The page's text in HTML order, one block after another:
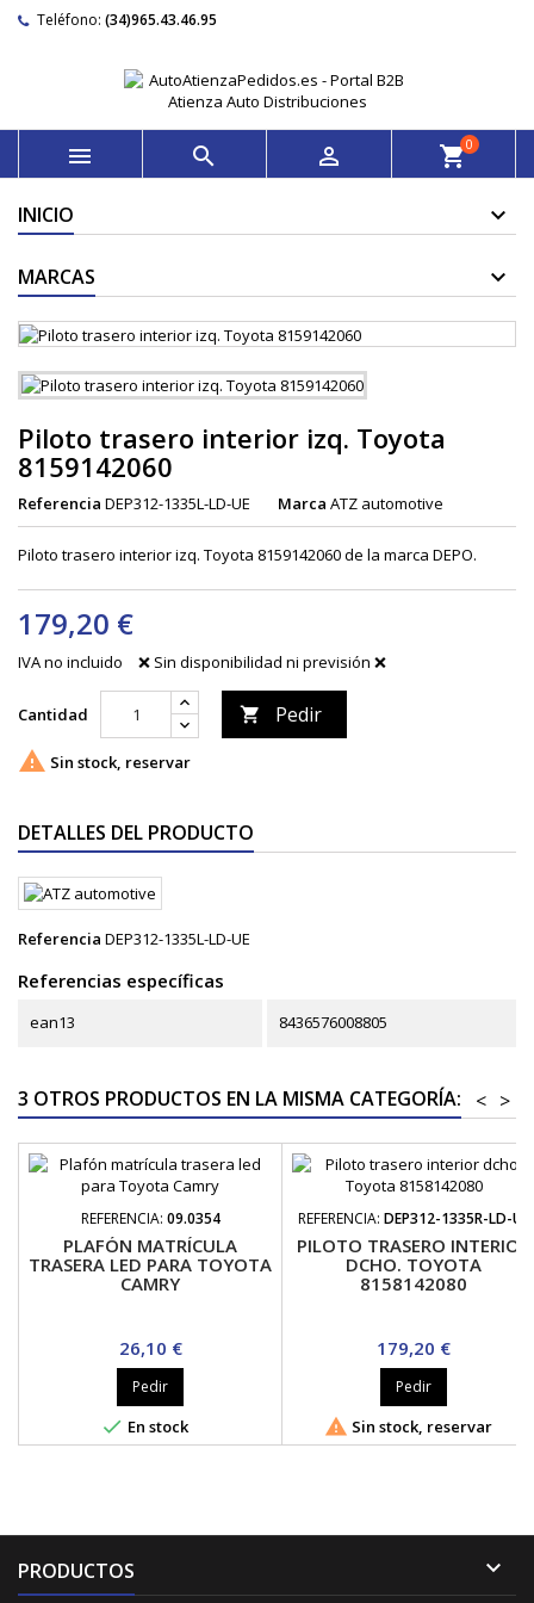
Teléfono: (34)965.43.46.95
   shopping_cart0
INICIO
MARCAS
Piloto trasero interior izq. Toyota
8159142060
Referencia DEP312-1335L-LD-UE Marca ATZ automotive
Piloto trasero interior izq. Toyota 8159142060 de la marca DEPO.
179,20 €
IVA no incluido ❌ Sin disponibilidad ni previsión ❌
Cantidad  Pedir
 Sin stock, reservar
DETALLES DEL PRODUCTO
Referencia DEP312-1335L-LD-UE
Referencias específicas
ean13 8436576008805
3 OTROS PRODUCTOS EN LA MISMA CATEGORÍA: >
<
REFERENCIA: 09.0354
PLAFÓN MATRÍCULA
TRASERA LED PARA TOYOTA
CAMRY
Precio
26,10 €
Pedir
 En stock
REFERENCIA: DEP312-1335R-LD-UE
PILOTO TRASERO INTERIOR
DCHO. TOYOTA
8158142080
Precio
179,20 €
Pedir
 Sin stock, reservar
PRODUCTOS 